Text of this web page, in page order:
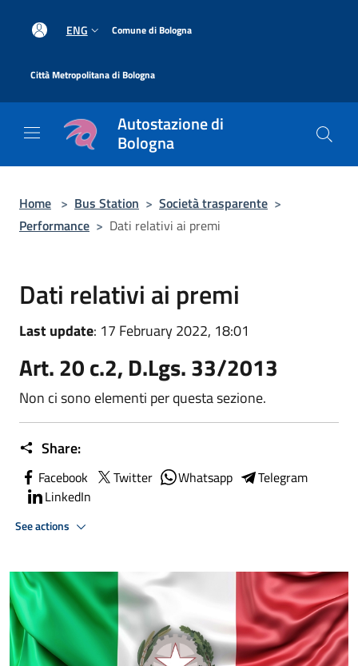
ENG Comune di Bologna
Città Metropolitana di Bologna
Autostazione di
Bologna
Home > Bus Station > Società trasparente >
Performance > Dati relativi ai premi
Dati relativi ai premi
Last update: 17 February 2022, 18:01
Art. 20 c.2, D.Lgs. 33/2013
Non ci sono elementi per questa sezione.
Share:
Facebook Twitter Whatsapp
Telegram
LinkedIn
See actions